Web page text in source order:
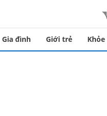
Gia đình Giới trẻ